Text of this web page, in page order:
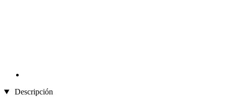
Descripción